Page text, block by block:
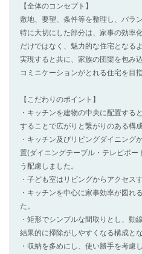
【全体のコンセプト】
敷地、要望、条件等を整理し、バラ
特に大切にした部分は、家事の効率
だけではなく、魅力的な住宅となる
実現すると共に、家族の団欒を包み
コミニケーションがとれる住宅を目指
【こだわりのポイント】
・キッチンを建物の中央に配置する
することで広がりと繋がりのある構
・キッチン及びリビングダイニング
置(ダイニングテーブル・テレビボー
う配慮しました。
・子ども室はリビングからアクセス
・キッチンを中心に家事効率が図れ
た。
・矩形でシンプルな間取りとし、動
結果的に掃除がしやすくなる構成と
・収納を多めにし、使い勝手を考慮